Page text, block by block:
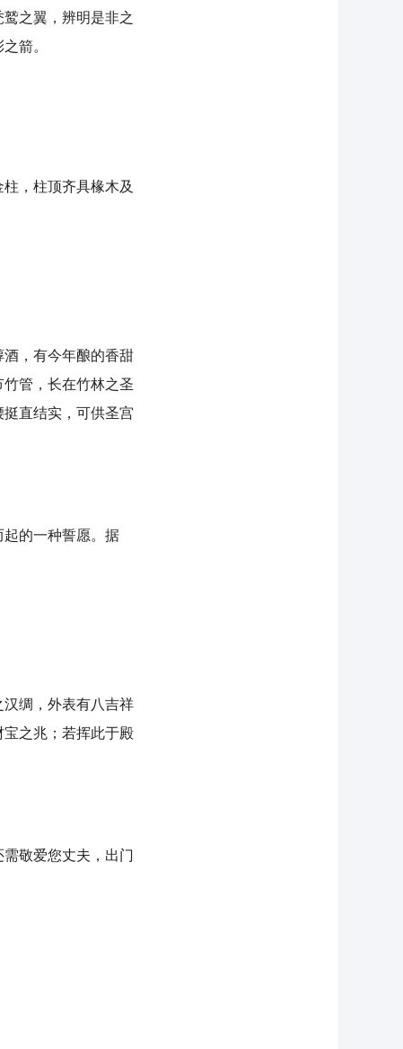
之翼，辨明是非之
箭。
，柱顶齐具椽木及
，有今年酿的香甜
管，长在竹林之圣
直结实，可供圣宫
的一种誓愿。据
绸，外表有八吉祥
之兆；若挥此于殿
敬爱您丈夫，出门